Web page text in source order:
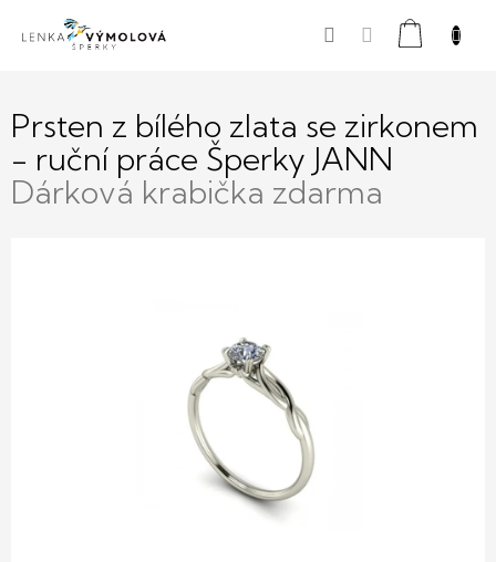
Nákupní
Prsten z bílého zlata se zirkonem
- ruční práce Šperky JANN
Dárková krabička zdarma